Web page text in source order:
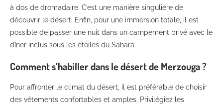
à dos de dromadaire. C’est une manière singulière de
découvrir le désert. Enfin, pour une immersion totale, il est
possible de passer une nuit dans un campement privé avec le
dîner inclus sous les étoiles du Sahara.
Comment s’habiller dans le désert de Merzouga ?
Pour affronter le climat du désert, il est préférable de choisir
des vêtements confortables et amples. Privilégiez les